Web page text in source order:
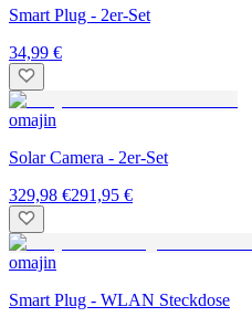
Smart Plug - 2er-Set
34,99 €
omajin
Solar Camera - 2er-Set
329,98 €291,95 €
omajin
Smart Plug - WLAN Steckdose